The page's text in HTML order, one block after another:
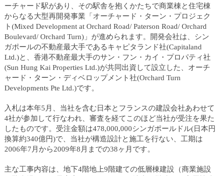
ま
す
ヘ
ダ
ー
メ
ニ
ー
へ
移
動
し
す
ーチャード駅があり、その駅舎を抱くかたちで商業棟と住宅棟
からなる大型再開発事業「オーチャード・ターン・プロジェク
ト(Mixed Development at Orchard Road/ Paterson Road/ Orchard
Boulevard/ Orchard Turn)」が進められます。開発会社は、シン
ガポールの不動産最大手であるキャピタランド社(Capitaland
Ltd.)と、香港不動産最大手のサン・フン・カイ・プロパティ社
(Sun Hung Kai Properties Ltd.)が共同出資して設立した、オーチ
ャード・ターン・ディベロップメント社(Orchard Turn
Developments Pte Ltd.)です。
入札は本年5月、当社を含む日本とフランスの建設会社あわせて
4社が参加して行なわれ、審査を経てこのほど当社が受注を果た
したものです。受注金額は478,000,000シンガポールドル(日本円
換算約340億円)で、当社が構造設計と施工を行ない、工期は
2006年7月から2009年8月までの38ヶ月です。
主な工事内容は、地下4階地上9階建ての低層棟建設（商業施設